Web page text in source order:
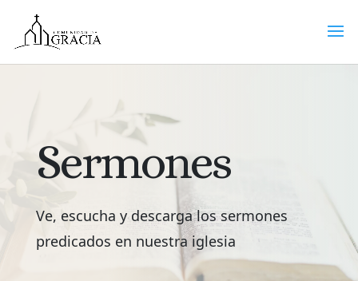
Sermones
Ve, escucha y descarga los sermones
predicados en nuestra iglesia